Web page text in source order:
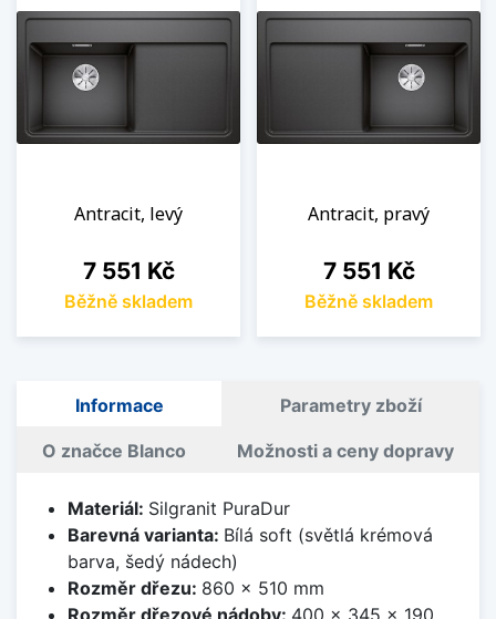
Antracit, levý
Cena
7 551 Kč
Běžně skladem
Antracit, pravý
Cena
7 551 Kč
Běžně skladem
Informace Parametry zboží
O značce Blanco Možnosti a ceny dopravy
Materiál: Silgranit PuraDur
Barevná varianta: Bílá soft (světlá krémová
barva, šedý nádech)
Rozměr dřezu: 860 x 510 mm
Rozměr dřezové nádoby: 400 x 345 x 190